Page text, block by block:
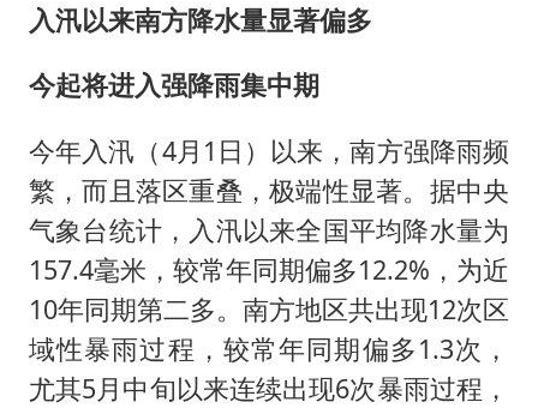
如何把百年大党建设得更加坚强有力？
入汛以来南方降水量显著偏多
今起将进入强降雨集中期
今年入汛（4月1日）以来，南方强降雨频
繁，而且落区重叠，极端性显著。据中央
气象台统计，入汛以来全国平均降水量为
157.4毫米，较常年同期偏多12.2%，为近
10年同期第二多。南方地区共出现12次区
域性暴雨过程，较常年同期偏多1.3次，
尤其5月中旬以来连续出现6次暴雨过程，